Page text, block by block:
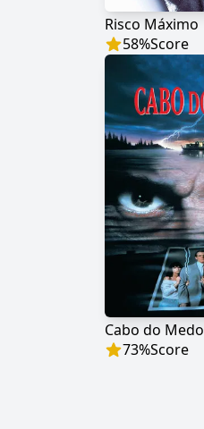
Risco Máximo
58%Score
Cabo do Medo
73%Score